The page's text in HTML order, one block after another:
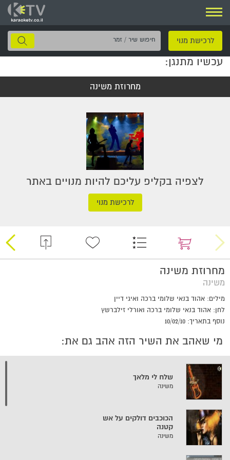
ניווט
לרכישת מנוי
חיפוש
שיר
עכשיו מתנגן:
מחרוזת משינה
לצפיה בקליפ עליכם להיות מנויים באתר
לרכישת מנוי
מחרוזת משינה
משינה
מילים: אהוד בנאי שלומי ברכה ואיגי דיין
לחן: אהוד בנאי שלומי ברכה ואורלי זילברשץ
נוסף בתאריך: 10/02/10
מי שאהב את השיר הזה אהב גם את:
שלח לי מלאך
משינה
הכוכבים דולקים על אש
קטנה
משינה